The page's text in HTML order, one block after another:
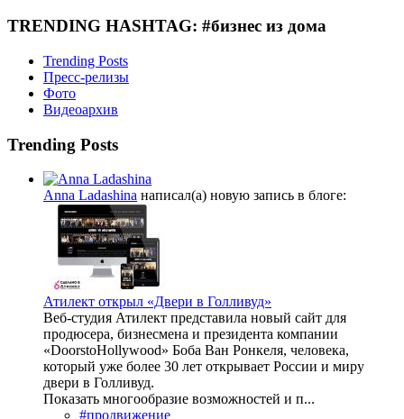
TRENDING HASHTAG: #бизнес из дома
Trending Posts
Пресс-релизы
Фото
Видеоархив
Trending Posts
Anna Ladashina написал(а) новую запись в блоге:
Атилект открыл «Двери в Голливуд»
Веб-студия Атилект представила новый сайт для
продюсера, бизнесмена и президента компании
«DoorstoHollywood» Боба Ван Ронкеля, человека,
который уже более 30 лет открывает России и миру
двери в Голливуд.
Показать многообразие возможностей и п...
#продвижение